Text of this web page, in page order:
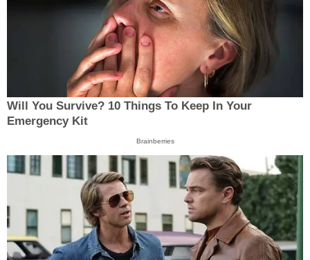
Will You Survive? 10 Things To Keep In Your
Emergency Kit
Brainberries